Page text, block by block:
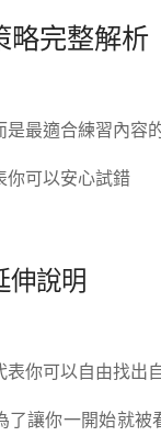
略完整解析
是最適合練習內容
你可以安心試錯
伸說明
表你可以自由找出
了讓你一開始就被